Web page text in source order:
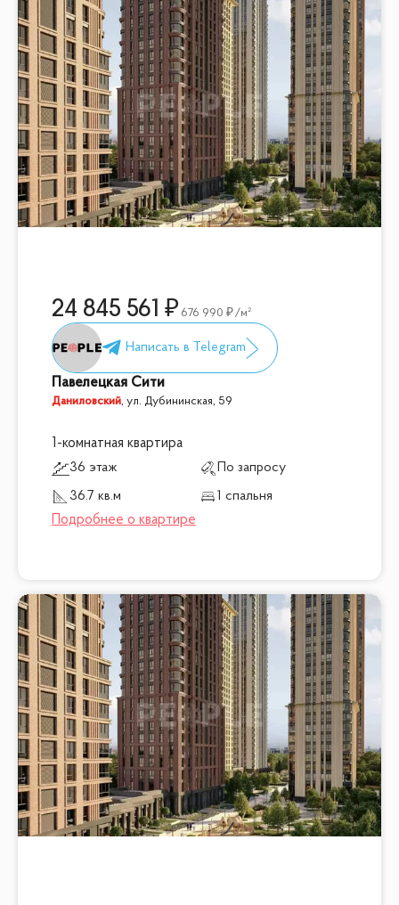
24 845 561 676 990 /м²
Павелецкая Сити
Даниловский, ул. Дубининская, 59
1-комнатная квартира
36 этаж
По запросу
36.7 кв.м
1 спальня